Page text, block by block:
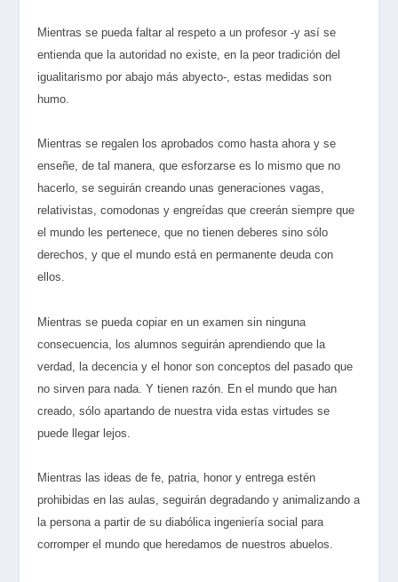
Mientras se pueda faltar al respeto a un profesor -y así se
entienda que la autoridad no existe, en la peor tradición del
igualitarismo por abajo más abyecto-, estas medidas son
humo.
Mientras se regalen los aprobados como hasta ahora y se
enseñe, de tal manera, que esforzarse es lo mismo que no
hacerlo, se seguirán creando unas generaciones vagas,
relativistas, comodonas y engreídas que creerán siempre que
el mundo les pertenece, que no tienen deberes sino sólo
derechos, y que el mundo está en permanente deuda con
ellos.
Mientras se pueda copiar en un examen sin ninguna
consecuencia, los alumnos seguirán aprendiendo que la
verdad, la decencia y el honor son conceptos del pasado que
no sirven para nada. Y tienen razón. En el mundo que han
creado, sólo apartando de nuestra vida estas virtudes se
puede llegar lejos.
Mientras las ideas de fe, patria, honor y entrega estén
prohibidas en las aulas, seguirán degradando y animalizando a
la persona a partir de su diabólica ingeniería social para
corromper el mundo que heredamos de nuestros abuelos.